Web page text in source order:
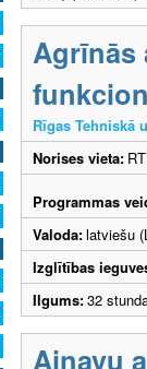
Agrīnās
Rīgas Tehniskā
Norises vieta:
Programmas
Valoda:latviešu
Izglītības
Ilgums:32
Ainavu